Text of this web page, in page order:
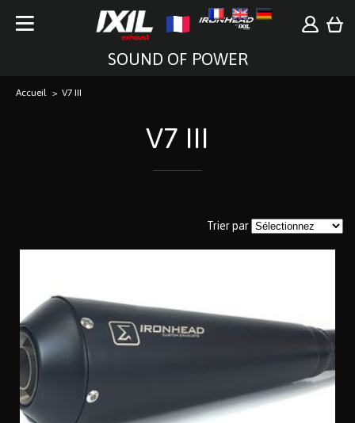
SOUND OF POWER
Accueil V7 III
V7 III
Trier par